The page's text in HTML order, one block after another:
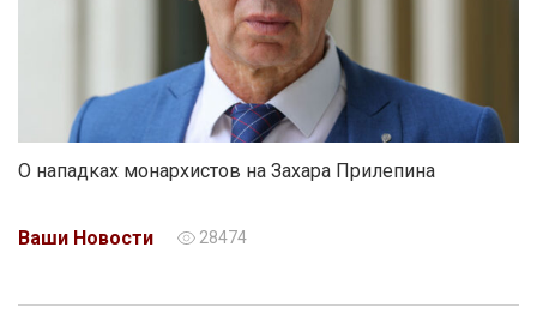
О нападках монархистов на Захара Прилепина
Ваши Новости 28474